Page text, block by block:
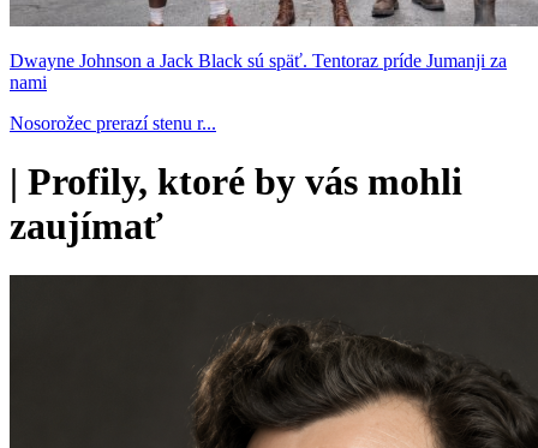
Dwayne Johnson a Jack Black sú späť. Tentoraz príde Jumanji za
nami
Nosorožec prerazí stenu r...
| Profily, ktoré by vás mohli
zaujímať